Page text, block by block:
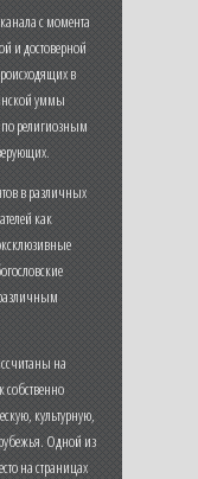
с момента
и достоверной
в
уммы
религиозным
в различных
как
на
культурную,
Одной из
на страницах